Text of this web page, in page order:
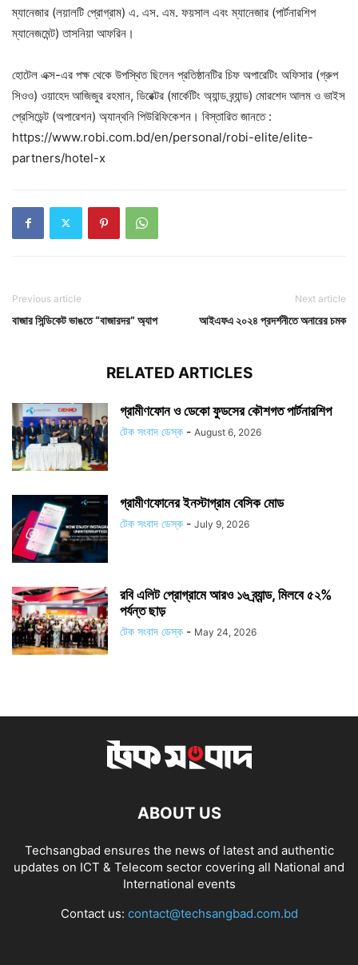
ম্যানেজার (লয়ালটি প্রোগ্রাম) এ. এস. এম. ফয়সাল এবং ম্যানেজার (পার্টনারশিপ
ম্যানেজমেন্ট) তাসনিয়া আফরিন।
হোটেল এক্স-এর পক্ষ থেকে উপস্থিত ছিলেন প্রতিষ্ঠানটির চিফ অপারেটিং অফিসার (গ্রুপ
সিওও) ওয়াহেদ আজিজুর রহমান, ডিরেক্টর (মার্কেটিং অ্যান্ড ব্র্যান্ড) মোরশেদ আলম ও ভাইস
প্রেসিডেন্ট (অপারেশন) অ্যান্থনি পিউরিফিকেশন। বিস্তারিত জানতে :
https://www.robi.com.bd/en/personal/robi-elite/elite-
partners/hotel-x
Previous article
বাজার সিন্ডিকেট ভাঙতে “বাজারদর” অ্যাপ
Next article
আইএফএ ২০২৪ প্রদর্শনীতে অনারের চমক
RELATED ARTICLES
গ্রামীণফোন ও ডেকো ফুডসের কৌশগত পার্টনারশিপ
টেক সংবাদ ডেস্ক - August 6, 2026
গ্রামীণফোনের ইনস্টাগ্রাম বেসিক মোড
টেক সংবাদ ডেস্ক - July 9, 2026
রবি এলিট প্রোগ্রামে আরও ১৬ ব্র্যান্ড, মিলবে ৫২%
পর্যন্ত ছাড়
টেক সংবাদ ডেস্ক - May 24, 2026
ABOUT US
Techsangbad ensures the news of latest and authentic
updates on ICT & Telecom sector covering all National and
International events
Contact us: contact@techsangbad.com.bd